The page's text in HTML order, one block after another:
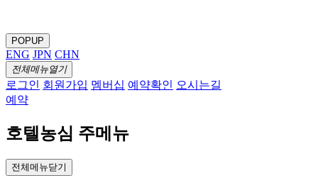
POPUP
ENG JPN CHN
전체메뉴열기
로그인 회원가입 멤버십 예약확인 오시는길
예약
호텔농심 주메뉴
전체메뉴닫기